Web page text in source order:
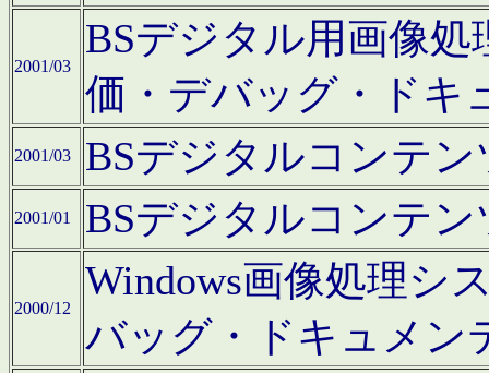
2001/03
BSデジタル用画像
価・デバッグ・ドキ
2001/03 BSデジタルコンテ
2001/01 BSデジタルコンテ
2000/12
Windows画像処理シ
バッグ・ドキュメン